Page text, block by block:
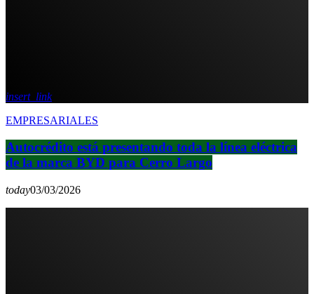
insert_link
EMPRESARIALES
Autocrédito está presentando toda la línea eléctrica
de la marca BYD para Cerro Largo
today03/03/2026